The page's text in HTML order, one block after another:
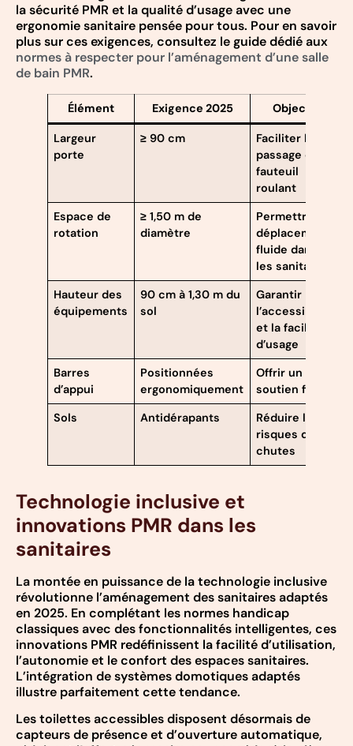
la sécurité PMR et la qualité d’usage avec une
ergonomie sanitaire pensée pour tous. Pour en savoir
plus sur ces exigences, consultez le guide dédié aux
normes à respecter pour l’aménagement d’une salle
de bain PMR.
Élément Exigence 2025 Objectif
Largeur
porte
≥ 90 cm
Faciliter le
passage d’un
fauteuil
roulant
Espace de
rotation
≥ 1,50 m de
diamètre
Permettre un
déplacement
fluide dans
les sanitaires
Hauteur des
équipements
90 cm à 1,30 m du
sol
Garantir
l’accessibilité
et la facilité
d’usage
Barres
d’appui
Positionnées
ergonomiquement
Offrir un
soutien fiable
Sols
Antidérapants
Réduire les
risques de
chutes
Technologie inclusive et
innovations PMR dans les
sanitaires
La montée en puissance de la technologie inclusive
révolutionne l’aménagement des sanitaires adaptés
en 2025. En complétant les normes handicap
classiques avec des fonctionnalités intelligentes, ces
innovations PMR redéfinissent la facilité d’utilisation,
l’autonomie et le confort des espaces sanitaires.
L’intégration de systèmes domotiques adaptés
illustre parfaitement cette tendance.
Les toilettes accessibles disposent désormais de
capteurs de présence et d’ouverture automatique,